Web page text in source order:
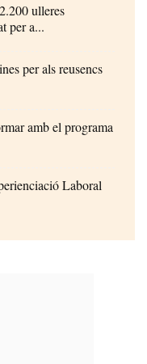
ulleres
per a...
per als reusencs
amb el programa
Laboral